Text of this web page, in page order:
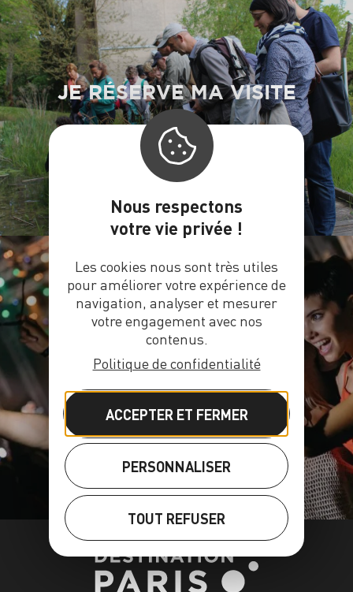
JE RÉSERVE MA VISITE
AGENDA
Nous respectons
votre vie privée !
Les cookies nous sont très utiles
pour améliorer votre expérience de
navigation, analyser et mesurer
votre engagement avec nos
contenus.
Politique de confidentialité
ACCEPTER ET FERMER
PERSONNALISER
TOUT REFUSER